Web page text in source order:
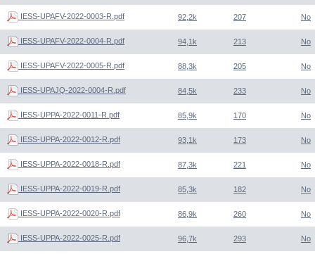
IESS-UPAFV-2022-0003-R.pdf 92,2k 207 No
IESS-UPAFV-2022-0004-R.pdf 94,1k 213 No
IESS-UPAFV-2022-0005-R.pdf 88,3k 205 No
IESS-UPAJQ-2022-0004-R.pdf 84,5k 233 No
IESS-UPPA-2022-0011-R.pdf 85,9k 170 No
IESS-UPPA-2022-0012-R.pdf 93,1k 173 No
IESS-UPPA-2022-0018-R.pdf 87,3k 221 No
IESS-UPPA-2022-0019-R.pdf 85,3k 182 No
IESS-UPPA-2022-0020-R.pdf 86,9k 260 No
IESS-UPPA-2022-0025-R.pdf 96,7k 293 No